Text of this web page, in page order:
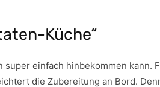
Küche“
einfach hinbekommen kann.
die Zubereitung an Bord.